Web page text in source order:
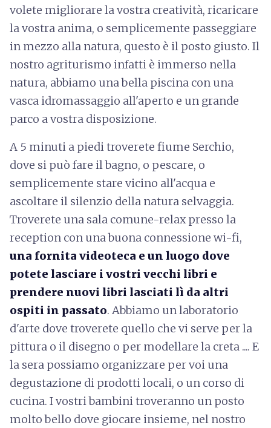
volete migliorare la vostra creatività, ricaricare
la vostra anima, o semplicemente passeggiare
in mezzo alla natura, questo è il posto giusto. Il
nostro agriturismo infatti è immerso nella
natura, abbiamo una bella piscina con una
vasca idromassaggio all'aperto e un grande
parco a vostra disposizione.
A 5 minuti a piedi troverete fiume Serchio,
dove si può fare il bagno, o pescare, o
semplicemente stare vicino all'acqua e
ascoltare il silenzio della natura selvaggia.
Troverete una sala comune-relax presso la
reception con una buona connessione wi-fi,
una fornita videoteca e un luogo dove
potete lasciare i vostri vecchi libri e
prendere nuovi libri lasciati lì da altri
ospiti in passato. Abbiamo un laboratorio
d'arte dove troverete quello che vi serve per la
pittura o il disegno o per modellare la creta .... E
la sera possiamo organizzare per voi una
degustazione di prodotti locali, o un corso di
cucina. I vostri bambini troveranno un posto
molto bello dove giocare insieme, nel nostro